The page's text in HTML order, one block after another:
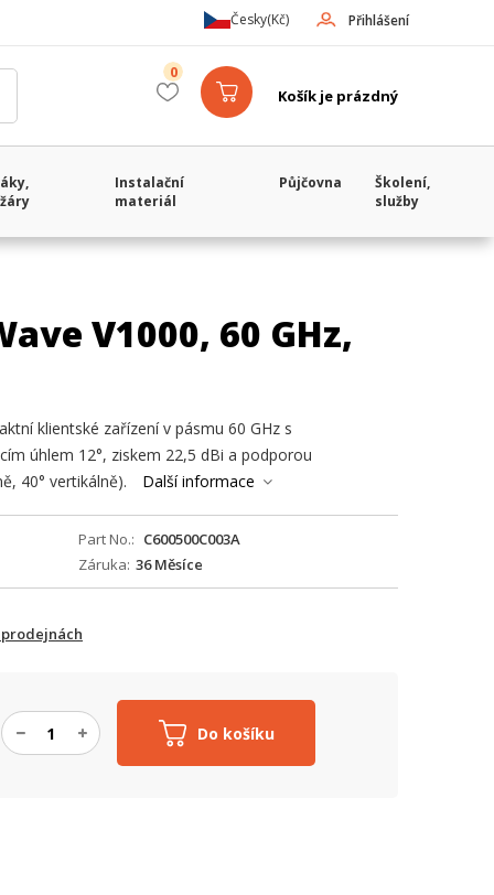
Přihlášení
Česky(Kč)
Košík je prázdný
0
Instalační
materiál
Půjčovna
Školení,
služby
V1000, 60 GHz,
klientské zařízení v pásmu 60 GHz s
úhlem 12°, ziskem 22,5 dBi a podporou
40° vertikálně).
Další informace
Part No.
C600500C003A
Záruka 36 Měsíce
Do košíku